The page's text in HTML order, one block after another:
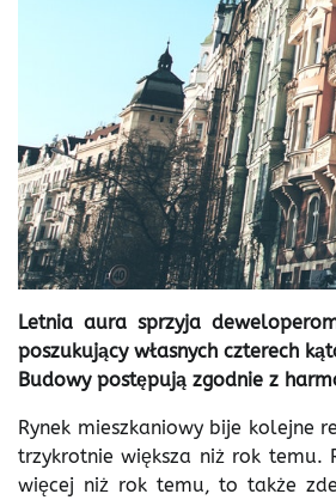
Letnia aura sprzyja
poszukujący własnych czterech
Budowy postępują zgodnie z
Rynek mieszkaniowy bije kolejne
trzykrotnie większa niż rok temu.
więcej niż rok temu, to także